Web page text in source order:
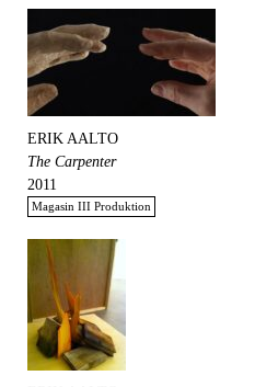
ERIK AALTO
The Carpenter
2011
Magasin III Produktion